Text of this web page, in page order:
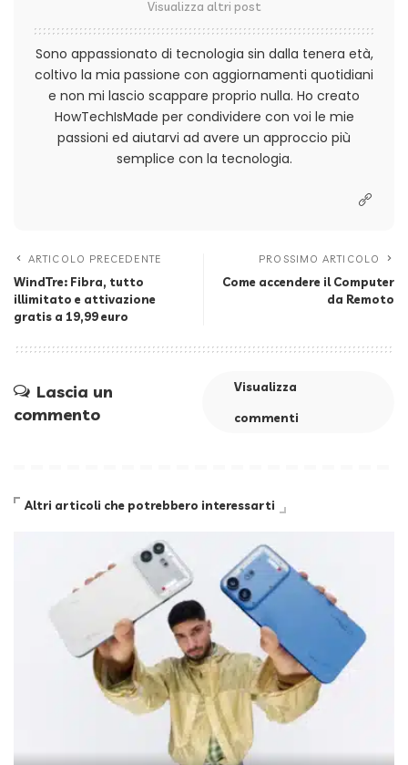
Visualizza altri post
Sono appassionato di tecnologia sin dalla tenera età,
coltivo la mia passione con aggiornamenti quotidiani
e non mi lascio scappare proprio nulla. Ho creato
HowTechIsMade per condividere con voi le mie
passioni ed aiutarvi ad avere un approccio più
semplice con la tecnologia.
ARTICOLO PRECEDENTE
WindTre: Fibra, tutto
illimitato e attivazione
gratis a 19,99 euro
PROSSIMO ARTICOLO
Come accendere il Computer
da Remoto
Lascia un
commento
Visualizza
commenti
Altri articoli che potrebbero interessarti